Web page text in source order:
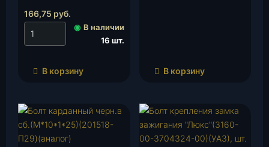
166,75 руб.
◉ В наличии
16 шт.
В корзину В корзину